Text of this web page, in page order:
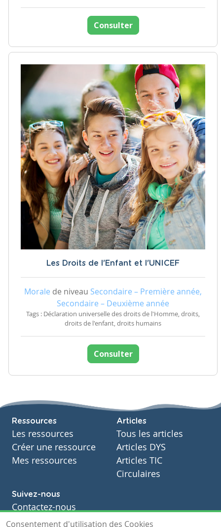
Consulter
Les Droits de l'Enfant et l'UNICEF
Morale de niveau Secondaire – Première année,
Secondaire – Deuxième année
Tags : Déclaration universelle des droits de l'Homme, droits,
droits de l'enfant, droits humains
Consulter
Ressources
Les ressources
Créer une ressource
Mes ressources
Articles
Tous les articles
Articles DYS
Articles TIC
Circulaires
Suivez-nous
Contactez-nous
Soutien scolaire
Consentement d'utilisation des Cookies